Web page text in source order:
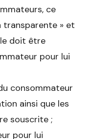
ce
transparente » et
doit être
pour lui
consommateur
ainsi que les
souscrite ;
pour lui